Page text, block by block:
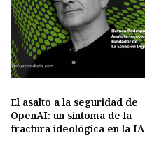
El asalto a la seguridad de
OpenAI: un síntoma de la
fractura ideológica en la IA